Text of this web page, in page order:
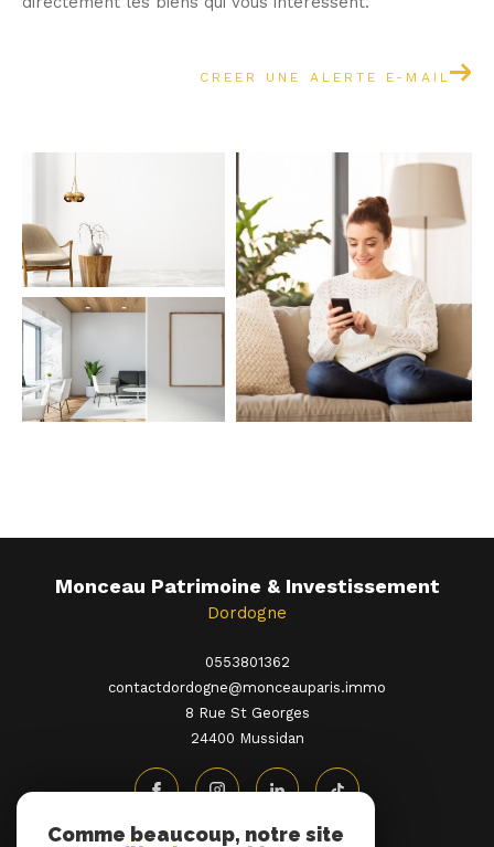
CREER UNE ALERTE E-MAIL
Monceau Patrimoine & Investissement
Dordogne
0553801362
contactdordogne@monceauparis.immo
8 Rue St Georges
24400
mussidan
Comme beaucoup, notre site